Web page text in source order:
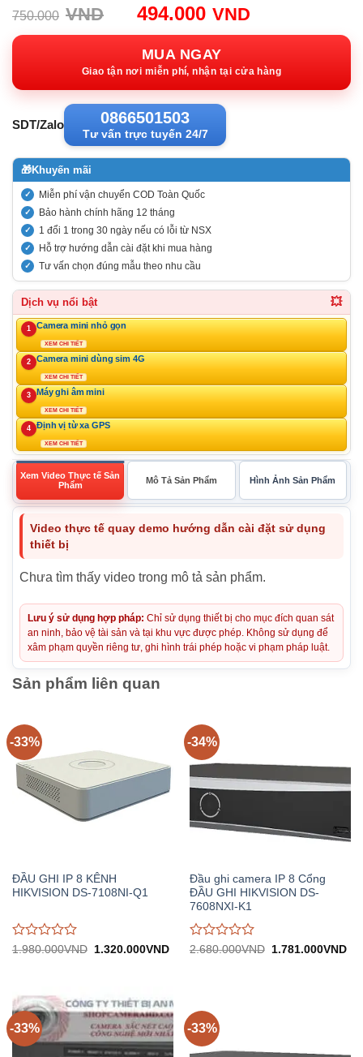
750.000 VND
Giá
gốc:
750.000VND.
494.000 VND
hiện
MUA NGAY
Giao tận nơi miễn phí, nhận tại cửa hàng
SDT/Zalo 0866501503
Tư vấn trực tuyến 24/7
🎁Khuyến mãi
Miễn phí vận chuyển COD Toàn Quốc
Bảo hành chính hãng 12 tháng
1 đổi 1 trong 30 ngày nếu có lỗi từ NSX
Hỗ trợ hướng dẫn cài đặt khi mua hàng
Tư vấn chọn đúng mẫu theo nhu cầu
Dịch vụ nổi bật 💥
1 Camera mini nhỏ gọn
XEM CHI TIẾT
2 Camera mini dùng sim 4G
XEM CHI TIẾT
3 Máy ghi âm mini
XEM CHI TIẾT
4 Định vị từ xa GPS
XEM CHI TIẾT
Xem Video Thực tế Sản
Phẩm
Mô Tả Sản Phẩm Hình Ảnh Sản Phẩm
Video thực tế quay demo hướng dẫn cài đặt sử dụng
thiết bị
Chưa tìm thấy video trong mô tả sản phẩm.
Lưu ý sử dụng hợp pháp: Chỉ sử dụng thiết bị cho mục đích quan sát
an ninh, bảo vệ tài sản và tại khu vực được phép. Không sử dụng để
xâm phạm quyền riêng tư, ghi hình trái phép hoặc vi phạm pháp luật.
Sản phẩm liên quan
-33%
ĐẦU GHI IP 8 KÊNH
HIKVISION DS-7108NI-Q1
Được
trên
5
1.980.000VND
Giá
1.320.000VNDGiá
-34%
Đầu ghi camera IP 8 Cổng
ĐẦU GHI HIKVISION DS-
7608NXI-K1
Được
5
2.680.000VND
Giá
1.781.000VNDGiá
-33% -33%